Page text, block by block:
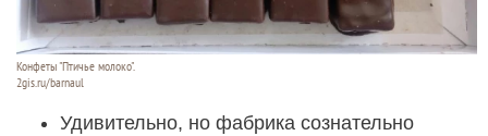
Конфеты "Птичье молоко".
2gis.ru/barnaul
Удивительно, но фабрика сознательно